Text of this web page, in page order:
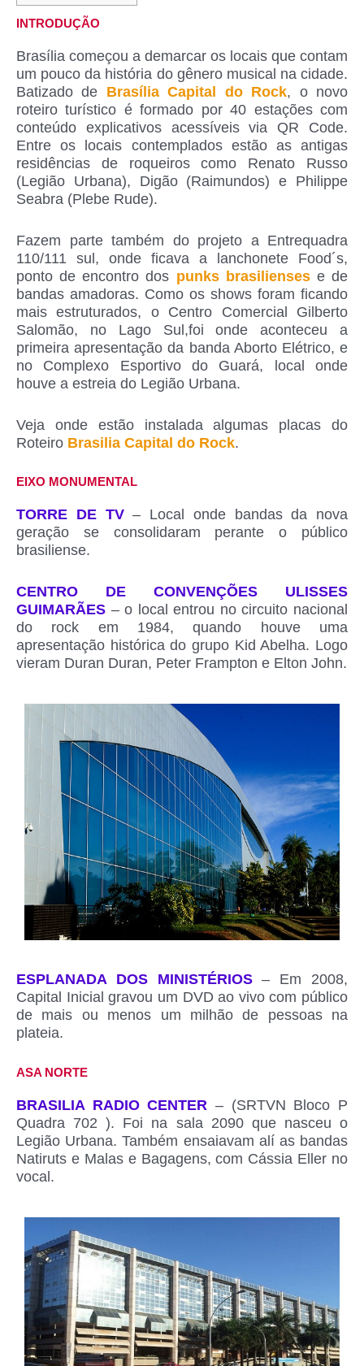
INTRODUÇÃO
Brasília começou a demarcar os locais que contam
um pouco da história do gênero musical na cidade.
Batizado de Brasília Capital do Rock, o novo
roteiro turístico é formado por 40 estações com
conteúdo explicativos acessíveis via QR Code.
Entre os locais contemplados estão as antigas
residências de roqueiros como Renato Russo
(Legião Urbana), Digão (Raimundos) e Philippe
Seabra (Plebe Rude).
Fazem parte também do projeto a Entrequadra
110/111 sul, onde ficava a lanchonete Food´s,
ponto de encontro dos punks brasiliensese de
bandas amadoras. Como os shows foram ficando
mais estruturados, o Centro Comercial Gilberto
Salomão, no Lago Sul,foi onde aconteceu a
primeira apresentação da banda Aborto Elétrico, e
no Complexo Esportivo do Guará, local onde
houve a estreia do Legião Urbana.
Veja onde estão instalada algumas placas do
Roteiro Brasilia Capital do Rock.
EIXO MONUMENTAL
TORRE DE TV– Local onde bandas da nova
geração se consolidaram perante o público
brasiliense.
CENTRO DE CONVENÇÕES ULISSES
GUIMARÃES – o local entrou no circuito nacional
do rock em 1984, quando houve uma
apresentação histórica do grupo Kid Abelha. Logo
vieram Duran Duran, Peter Frampton e Elton John.
ESPLANADA DOS MINISTÉRIOS– Em 2008,
Capital Inicial gravou um DVD ao vivo com público
de mais ou menos um milhão de pessoas na
plateia.
ASA NORTE
BRASILIA RADIO CENTER – (SRTVN Bloco P
Quadra 702 ). Foi na sala 2090 que nasceu o
Legião Urbana. Também ensaiavam alí as bandas
Natiruts e Malas e Bagagens, com Cássia Eller no
vocal.